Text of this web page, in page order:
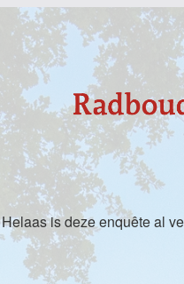
Helaas is deze enquête al